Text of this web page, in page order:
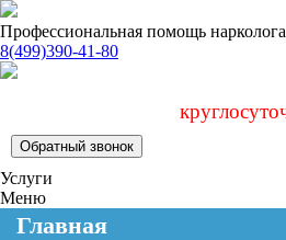
Профессиональная помощь
8(499)390-41-80
Обратный звонок
Услуги
Меню
Главная